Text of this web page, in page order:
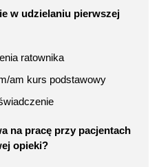
w udzielaniu pierwszej
ratownika
am kurs podstawowy
na pracę przy pacjentach
opieki?